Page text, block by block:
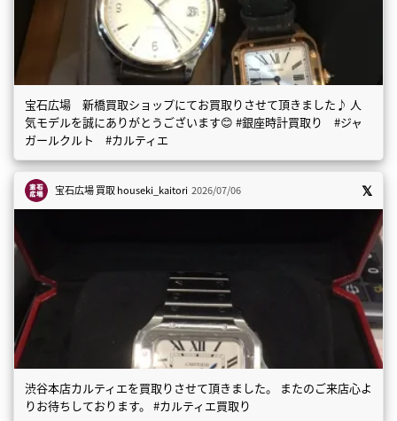
宝石広場 新橋買取ショップにてお買取りさせて頂きました♪ 人
気モデルを誠にありがとうございます😊 #銀座時計買取り #ジャ
ガールクルト #カルティエ
宝石広場 買取houseki_kaitori 2026/07/06
渋谷本店カルティエを買取りさせて頂きました。 またのご来店心よ
りお待ちしております。 #カルティエ買取り